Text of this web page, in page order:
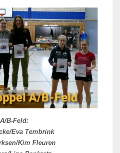
B-Feld:
Eva Tembrink
Kim Fleuren